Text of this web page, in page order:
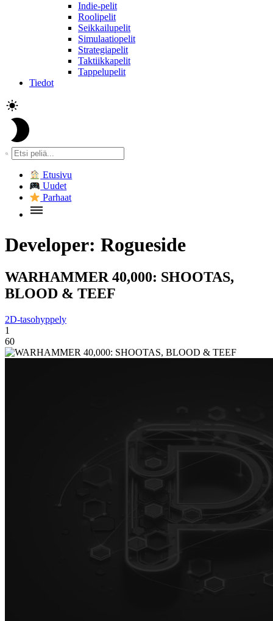
Indie-pelit
Roolipelit
Seikkailupelit
Simulaatiopelit
Strategiapelit
Taktiikkapelit
Tappelupelit
Tiedot
Etusivu
Uudet
Parhaat
Developer: Rogueside
WARHAMMER 40,000: SHOOTAS,
BLOOD & TEEF
2D-tasohyppely
1
60